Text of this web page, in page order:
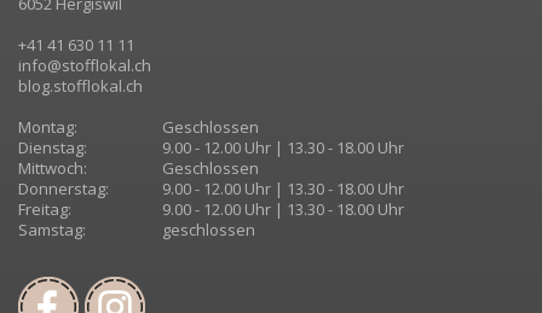
+41 41 630 11 11
info@stofflokal.ch
blog.stofflokal.ch
Montag:
Geschlossen
Dienstag:
9.00 - 12.00 Uhr | 13.30 - 18.00 Uhr
Mittwoch:
Geschlossen
Donnerstag:
9.00 - 12.00 Uhr | 13.30 - 18.00 Uhr
Freitag:
9.00 - 12.00 Uhr | 13.30 - 18.00 Uhr
Samstag:
geschlossen